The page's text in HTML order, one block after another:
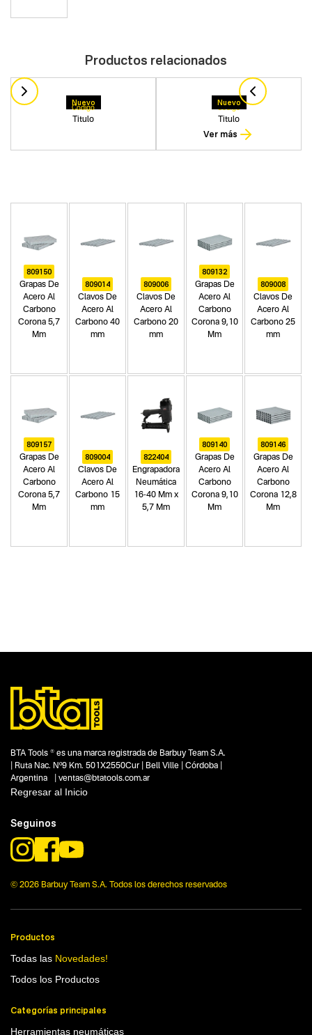
Productos relacionados
Nuevo
Titulo
Codigo
Nuevo
Titulo
Codigo
Ver más
809150
Grapas De
Acero Al
Carbono
Corona 5,7
Mm
809014
Clavos De
Acero Al
Carbono 40
mm
809006
Clavos De
Acero Al
Carbono 20
mm
809132
Grapas De
Acero Al
Carbono
Corona 9,10
Mm
809008
Clavos De
Acero Al
Carbono 25
mm
809157
Grapas De
Acero Al
Carbono
Corona 5,7
Mm
809004
Clavos De
Acero Al
Carbono 15
mm
822404
Engrapadora
Neumática
16-40 Mm x
5,7 Mm
809140
Grapas De
Acero Al
Carbono
Corona 9,10
Mm
809146
Grapas De
Acero Al
Carbono
Corona 12,8
Mm
Segmentos - pendiente
Carpintería
Construcción
Capacidad
No items found.
Funcion o uso
9.10 mm
Tecnologia
No items found.
BTA Tools ® es una marca registrada de Barbuy Team S.A.
| Ruta Nac. Nº9 Km. 501X2550Cur | Bell Ville | Córdoba |
Argentina | ventas@btatools.com.ar
Regresar al Inicio
Seguinos
© 2026 Barbuy Team S.A. Todos los derechos reservados
Productos
Todas las Novedades!
Todos los Productos
Categorías principales
Herramientas neumáticas